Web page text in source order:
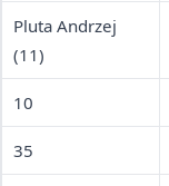
Pluta Andrzej
(11)
10
35